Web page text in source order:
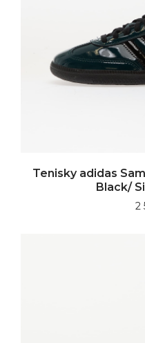
Tenisky adidas
Black/
2